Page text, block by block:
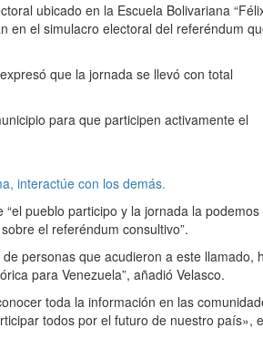
ubicado en la Escuela Bolivariana
en el simulacro electoral del referéndum
que la jornada se llevó con total
para que participen activamente el
interactúe con los demás.
pueblo participo y la jornada la podemos
el referéndum consultivo”.
personas que acudieron a este llamado,
para Venezuela”, añadió Velasco.
toda la información en las
todos por el futuro de nuestro país»,